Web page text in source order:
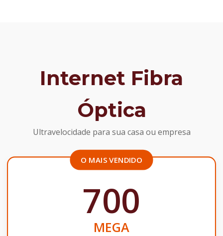
Internet Fibra
Óptica
Ultravelocidade para sua casa ou empresa
O MAIS VENDIDO
700
MEGA